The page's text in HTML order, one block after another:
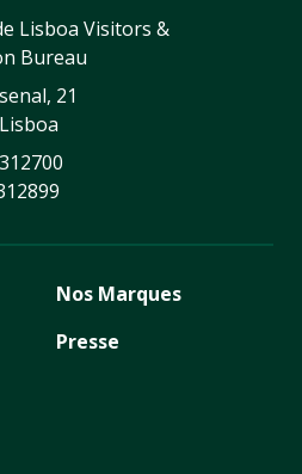
Lisboa Visitors &
Bureau
21
Nos Marques
Presse